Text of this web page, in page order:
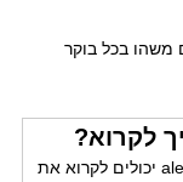
משהו בכל בוקר
לקרוא?
רק המנויים של alexziv.co.il יכולים לקרוא את